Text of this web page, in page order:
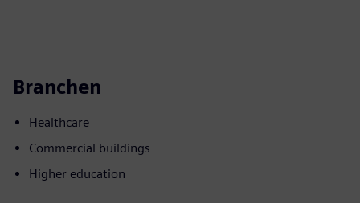
Branchen
Healthcare
Commercial buildings
Higher education